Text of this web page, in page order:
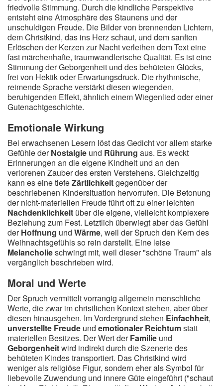
friedvolle Stimmung. Durch die kindliche Perspektive
entsteht eine Atmosphäre des Staunens und der
unschuldigen Freude. Die Bilder von brennenden Lichtern,
dem Christkind, das ins Herz schaut, und dem sanften
Erlöschen der Kerzen zur Nacht verleihen dem Text eine
fast märchenhafte, traumwandlerische Qualität. Es ist eine
Stimmung der Geborgenheit und des behüteten Glücks,
frei von Hektik oder Erwartungsdruck. Die rhythmische,
reimende Sprache verstärkt diesen wiegenden,
beruhigenden Effekt, ähnlich einem Wiegenlied oder einer
Gutenachtgeschichte.
Emotionale Wirkung
Bei erwachsenen Lesern löst das Gedicht vor allem starke
Gefühle derNostalgie und Rührung aus. Es weckt
Erinnerungen an die eigene Kindheit und an den
verlorenen Zauber des ersten Verstehens. Gleichzeitig
kann es eine tiefeZärtlichkeitgegenüber der
beschriebenen Kindersituation hervorrufen. Die Betonung
der nicht-materiellen Freude führt oft zu einer leichten
Nachdenklichkeit über die eigene, vielleicht komplexere
Beziehung zum Fest. Letztlich überwiegt aber das Gefühl
derHoffnung und Wärme, weil der Spruch den Kern des
Weihnachtsgefühls so rein darstellt. Eine leise
Melancholieschwingt mit, weil dieser "schöne Traum" als
vergänglich beschrieben wird.
Moral und Werte
Der Spruch vermittelt vorrangig allgemein menschliche
Werte, die zwar im christlichen Kontext stehen, aber über
diesen hinausgehen. Im Vordergrund stehen Einfachheit,
unverstellte Freude und emotionaler Reichtumstatt
materiellen Besitzes. Der Wert derFamilie und
Geborgenheitwird indirekt durch die Szenerie des
behüteten Kindes transportiert. Das Christkind wird
weniger als religiöse Figur, sondern eher als Symbol für
liebevolle Zuwendung und innere Güte eingeführt ("schaut